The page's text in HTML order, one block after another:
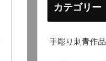
カテゴリー
手彫り刺青作品